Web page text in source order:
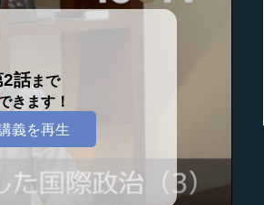
2話まで
きます！
義を再生